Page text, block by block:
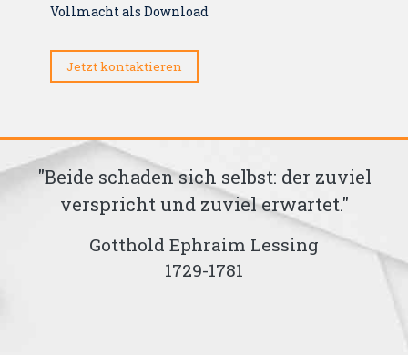
Vollmacht als Download
Jetzt kontaktieren
"Beide schaden sich selbst: der zuviel
verspricht und zuviel erwartet."
Gotthold Ephraim Lessing
1729-1781